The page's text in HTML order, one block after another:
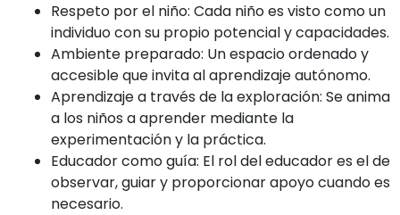
Respeto por el niño: Cada niño es visto como un
individuo con su propio potencial y capacidades.
Ambiente preparado: Un espacio ordenado y
accesible que invita al aprendizaje autónomo.
Aprendizaje a través de la exploración: Se anima
a los niños a aprender mediante la
experimentación y la práctica.
Educador como guía: El rol del educador es el de
observar, guiar y proporcionar apoyo cuando es
necesario.